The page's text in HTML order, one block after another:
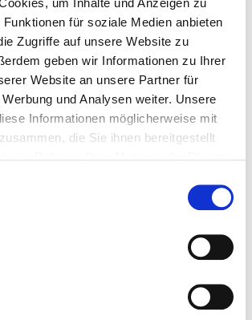
für soziale Medien anbieten
Zugriffe auf unsere Website zu
geben wir Informationen zu Ihrer
Website an unsere Partner für
und Analysen weiter. Unsere
Informationen möglicherweise mit
die Sie ihnen bereitgestellt
Verlängerung & WHOIS-Datenschutz.
04
& Weiterentwicklung
wir DNS-Einträge an, beraten bei Domain-
man unter DNS-Management?
bezeichnet die technische
Domain-Einträge, z. B. für Website-